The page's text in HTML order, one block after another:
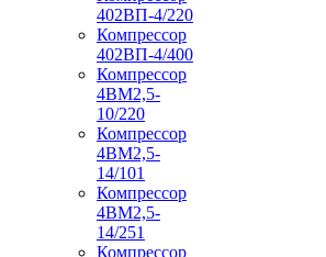
402ВП-4/220
Компрессор
402ВП-4/400
Компрессор
4ВМ2,5-
10/220
Компрессор
4ВМ2,5-
14/101
Компрессор
4ВМ2,5-
14/251
Компрессор